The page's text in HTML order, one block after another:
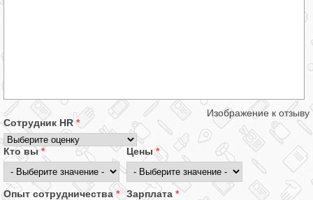
Изображение к отзыву
Сотрудник HR*
Кто вы* Цены*
Опыт сотрудничества * Зарплата *